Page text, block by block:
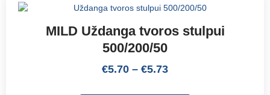
MILD Uždanga tvoros stulpui
500/200/50
€5.70 – €5.73